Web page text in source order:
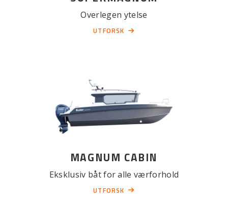
Overlegen ytelse
UTFORSK
MAGNUM CABIN
Eksklusiv båt for alle værforhold
UTFORSK